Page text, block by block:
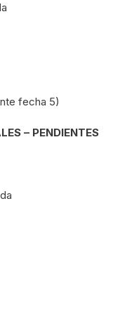
fecha 5)
– PENDIENTES